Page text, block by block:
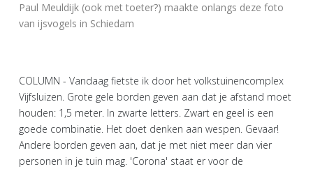
Paul Meuldijk (ook met toeter?) maakte onlangs deze foto
van ijsvogels in Schiedam
COLUMN - Vandaag fietste ik door het volkstuinencomplex
Vijfsluizen. Grote gele borden geven aan dat je afstand moet
houden: 1,5 meter. In zwarte letters. Zwart en geel is een
goede combinatie. Het doet denken aan wespen. Gevaar!
Andere borden geven aan, dat je met niet meer dan vier
personen in je tuin mag. 'Corona' staat er voor de